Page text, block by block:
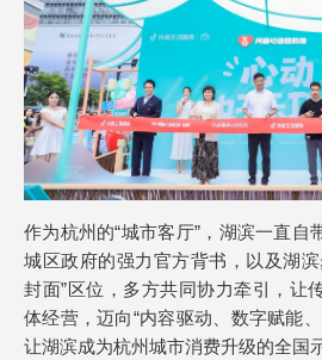
作为杭州的“城市客厅”，湖滨一直自
城区政府的强力官方背书，以及湖
封面”区位，多方共同协力牵引，让
体经营，迈向“内容驱动、数字赋能
让湖滨成为杭州城市消费升级的全国